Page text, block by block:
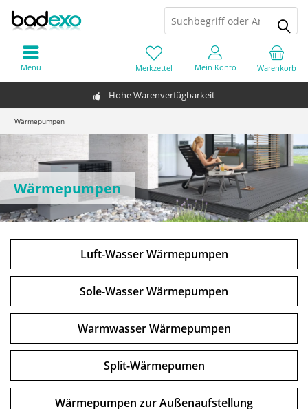
Hohe Warenverfügbarkeit
Warenkorb
Merkzettel Mein Konto
Menü
Wärmepumpen
Wärmepumpen
Luft-Wasser Wärmepumpen
Sole-Wasser Wärmepumpen
Warmwasser Wärmepumpen
Split-Wärmepumen
Wärmepumpen zur Außenaufstellung